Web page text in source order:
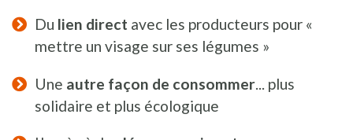
Du lien direct avec les producteurs pour «
mettre un visage sur ses légumes »
Une autre façon de consommer... plus
solidaire et plus écologique